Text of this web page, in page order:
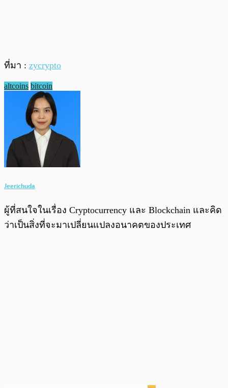
ที่มา : zycrypto
altcoins bitcoin
Jeerichuda
ผู้ที่สนใจในเรื่อง Cryptocurrency และ Blockchain และคิด
ว่าเป็นสิ่งที่จะมาเปลี่ยนแปลงอนาคตของประเทศ